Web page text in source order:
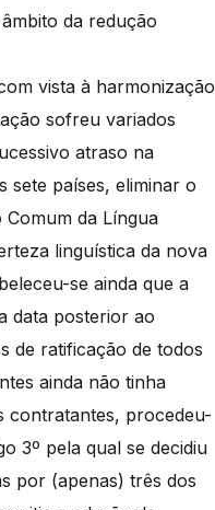
da redução
vista à harmonização
sofreu variados
atraso na
sete países, eliminar o
da Língua
linguística da nova
se ainda que a
data posterior ao
de ratificação de todos
ainda não tinha
contratantes, procedeu-
3º pela qual se decidiu
por (apenas) três dos